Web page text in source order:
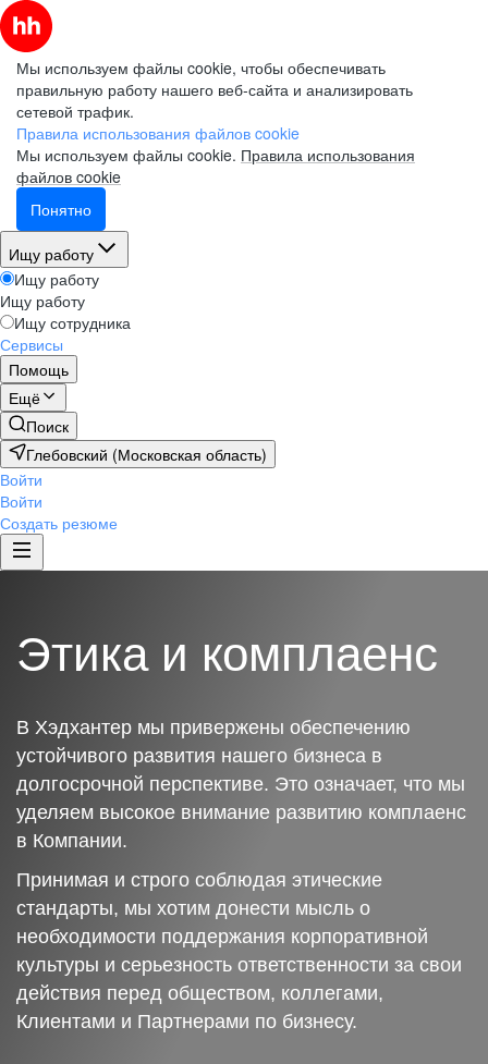
Мы используем файлы cookie, чтобы обеспечивать
правильную работу нашего веб-сайта и анализировать
сетевой трафик.
Правила использования файлов cookie
Мы используем файлы cookie. Правила использования
файлов cookie
Понятно
Ищу работу
Ищу работу
Ищу работу
Ищу сотрудника
Сервисы
Помощь
Ещё
Поиск
Глебовский (Московская область)
Войти
Войти
Создать резюме
Этика и комплаенс
В Хэдхантер мы привержены обеспечению
устойчивого развития нашего бизнеса в
долгосрочной перспективе. Это означает, что мы
уделяем высокое внимание развитию комплаенс
в Компании.
Принимая и строго соблюдая этические
стандарты, мы хотим донести мысль о
необходимости поддержания корпоративной
культуры и серьезность ответственности за свои
действия перед обществом, коллегами,
Клиентами и Партнерами по бизнесу.